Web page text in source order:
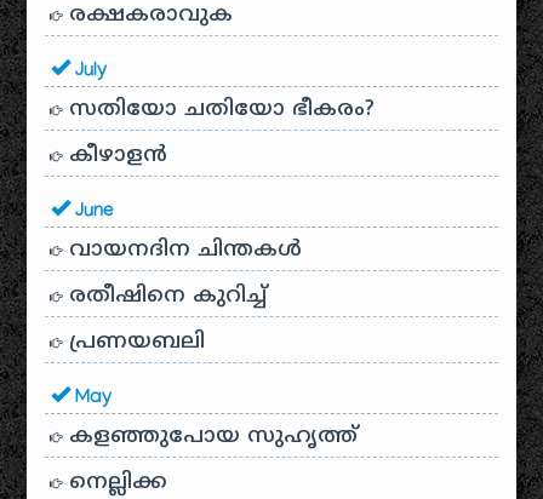
രക്ഷകരാവുക
July
സതിയോ ചതിയോ ഭീകരം?
കീഴാളന്‍
June
വായനദിന ചിന്തകൾ
രതീഷിനെ കുറിച്ച്
പ്രണയബലി
May
കളഞ്ഞുപോയ സുഹൃത്ത്
നെല്ലിക്ക